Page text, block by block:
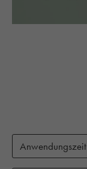
Anwendungszeit